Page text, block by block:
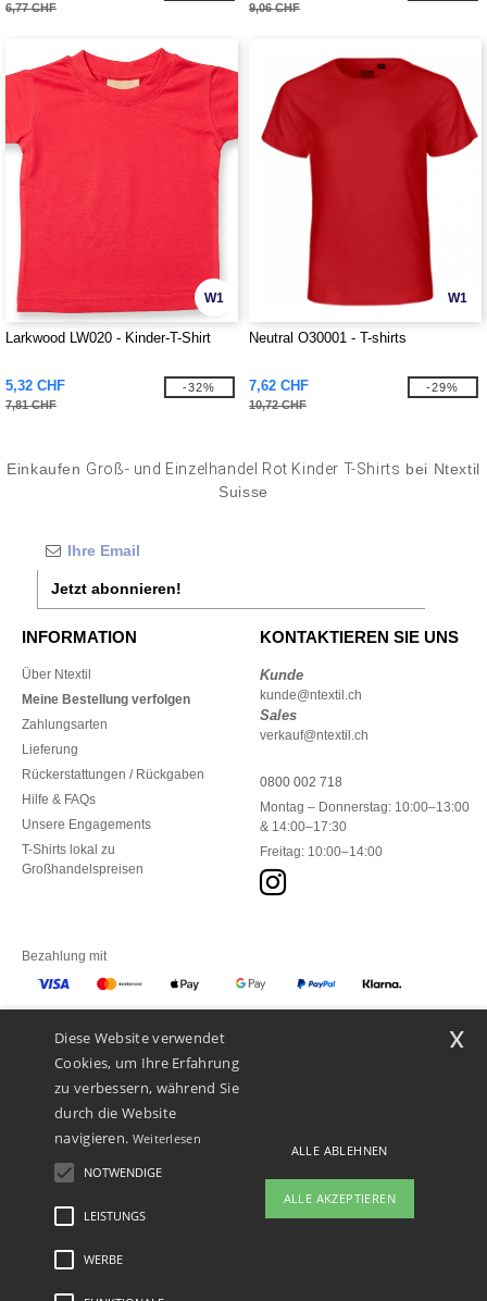
6,77 CHF 9,06 CHF
W1
Larkwood LW020 - Kinder-T-Shirt
5,32 CHF
7,81 CHF
-32%
W1
Neutral O30001 - T-shirts
7,62 CHF
10,72 CHF
-29%
Einkaufen Groß- und Einzelhandel Rot Kinder T-Shirts bei Ntextil
Suisse
Jetzt abonnieren!
INFORMATION
Über Ntextil
Meine Bestellung verfolgen
Zahlungsarten
Lieferung
Rückerstattungen / Rückgaben
Hilfe & FAQs
Unsere Engagements
T-Shirts lokal zu
Großhandelspreisen
KONTAKTIEREN SIE UNS
Kunde
kunde@ntextil.ch
Sales
verkauf@ntextil.ch
0800 002 718
Montag – Donnerstag: 10:00–13:00
& 14:00–17:30
Freitag: 10:00–14:00
Bezahlung mit
Unsere Paketzusteller
Rechtliche Hinweise
Diese Website verwendet
Cookies, um Ihre Erfahrung
zu verbessern, während Sie
durch die Website
navigieren. Weiterlesen
NOTWENDIGE
LEISTUNGS
WERBE
ALLE ABLEHNEN
ALLE AKZEPTIEREN
x